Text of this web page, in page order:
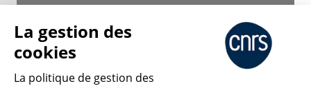
La gestion des
cookies
La politique de gestion des